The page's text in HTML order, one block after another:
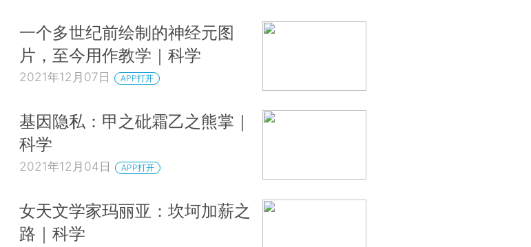
一个多世纪前绘制的神经元图
片，至今用作教学｜科学
2021年12月07日 APP打开
基因隐私：甲之砒霜乙之熊掌｜
科学
2021年12月04日 APP打开
女天文学家玛丽亚：坎坷加薪之
路｜科学